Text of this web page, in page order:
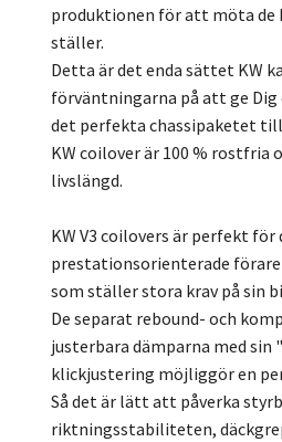
produktionen för att möta de
ställer.
Detta är det enda sättet KW
förväntningarna på att ge
det perfekta chassipaketet
KW coilover är 100 % rostfria
livslängd.
KW V3 coilovers är perfekt för
prestationsorienterade
som ställer stora krav på sin
De separat rebound- och
justerbara dämparna med
klickjustering möjliggör en
Så det är lätt att påverka
riktningsstabiliteten,